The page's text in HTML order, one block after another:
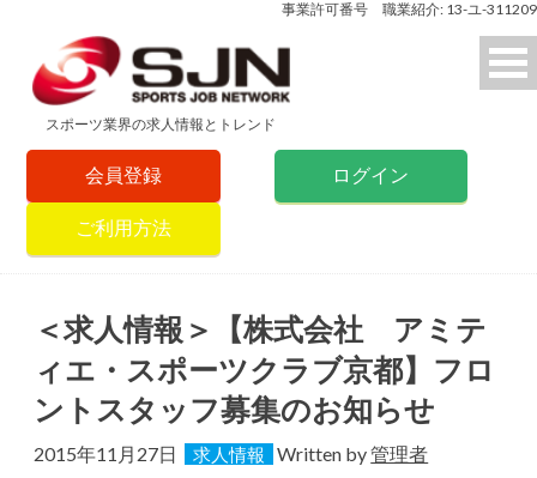
事業許可番号 職業紹介: 13-ユ-311209
スポーツ業界の求人情報とトレンド
会員登録 ログイン
ご利用方法
＜求人情報＞【株式会社 アミテ
ィエ・スポーツクラブ京都】フロ
ントスタッフ募集のお知らせ
2015年11月27日 求人情報 Written by管理者